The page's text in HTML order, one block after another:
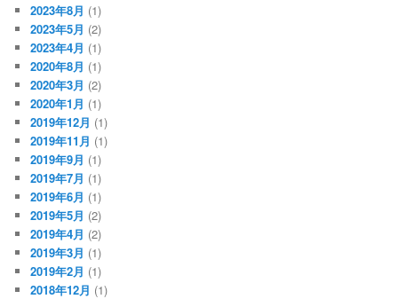
2023年8月 (1)
2023年5月 (2)
2023年4月 (1)
2020年8月 (1)
2020年3月 (2)
2020年1月 (1)
2019年12月 (1)
2019年11月 (1)
2019年9月 (1)
2019年7月 (1)
2019年6月 (1)
2019年5月 (2)
2019年4月 (2)
2019年3月 (1)
2019年2月 (1)
2018年12月 (1)